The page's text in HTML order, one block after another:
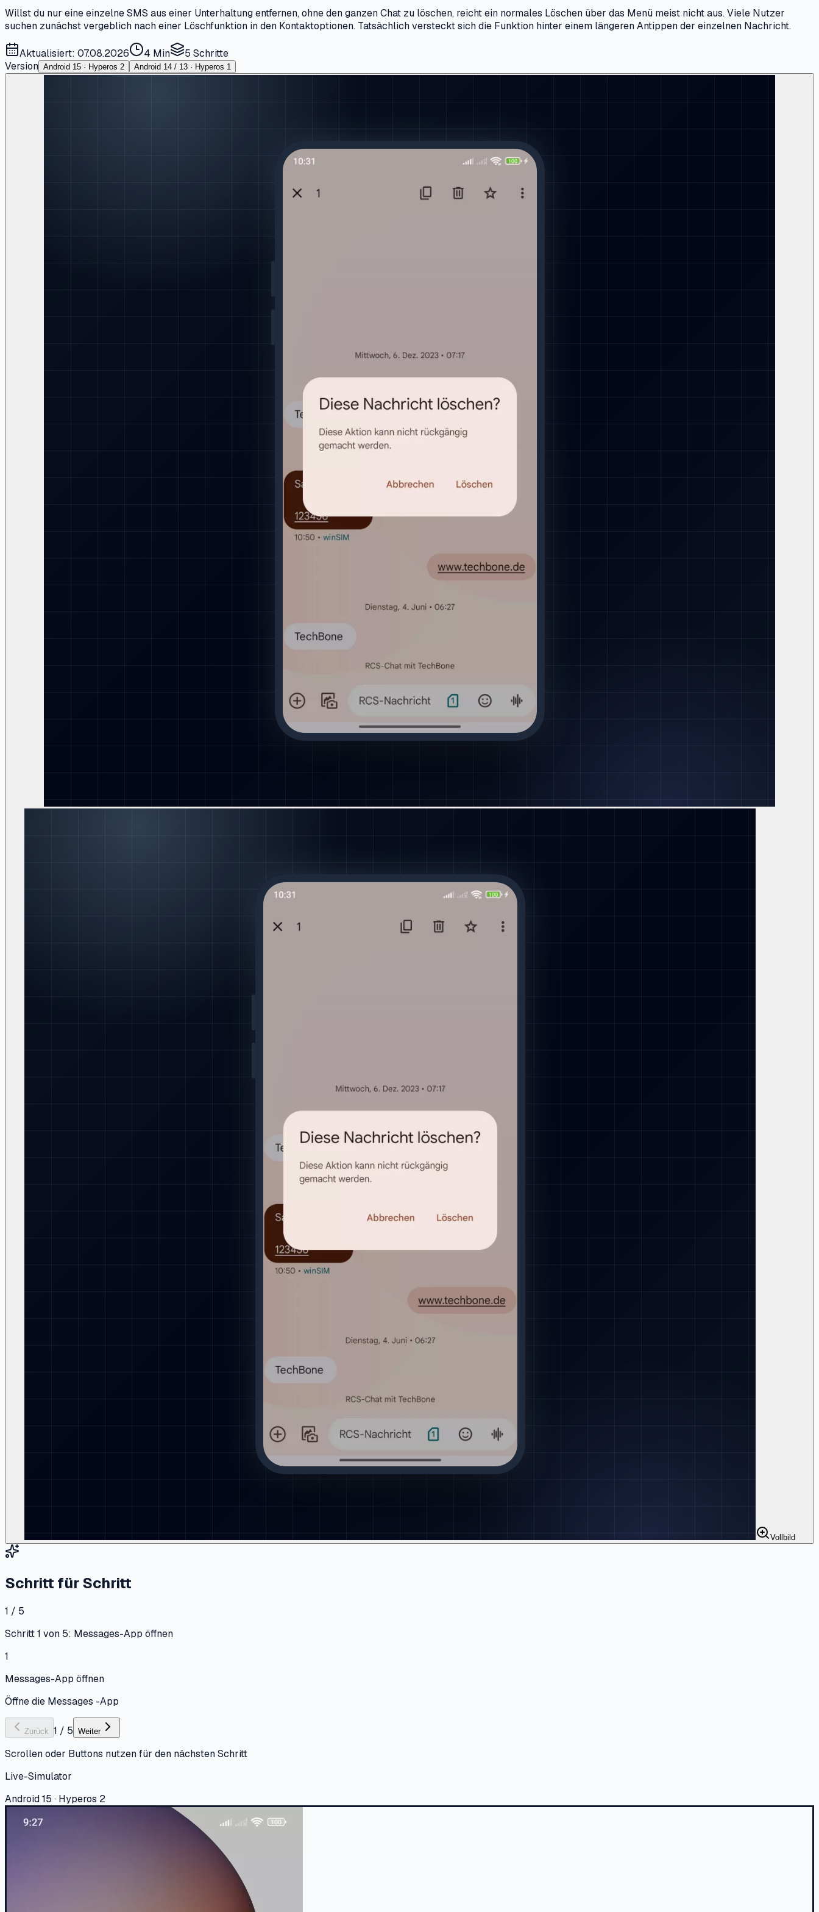
Willst du nur eine einzelne SMS aus einer Unterhaltung entfernen, ohne den ganzen Chat zu löschen, reicht ein normales Löschen über das Menü meist nicht aus. Viele Nutzer
suchen zunächst vergeblich nach einer Löschfunktion in den Kontaktoptionen. Tatsächlich versteckt sich die Funktion hinter einem längeren Antippen der einzelnen Nachricht.
Aktualisiert: 07.08.2026 4 Min 5 Schritte
Version Android 15 · Hyperos 2 Android 14 / 13 · Hyperos 1
Vollbild
Schritt für Schritt
1 / 5
Schritt 1 von 5: Messages-App öffnen
1
Messages-App öffnen
Öffne die Messages -App
Zurück 1 / 5 Weiter
Scrollen oder Buttons nutzen für den nächsten Schritt
Live-Simulator
Android 15 · Hyperos 2